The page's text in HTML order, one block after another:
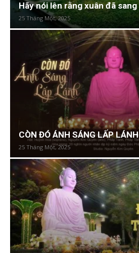
Hãy nói lên rằng xuân đã sang
25 Tháng Một, 2025
CÒN ĐÓ ÁNH SÁNG LẤP LÁNH
25 Tháng Một, 2025